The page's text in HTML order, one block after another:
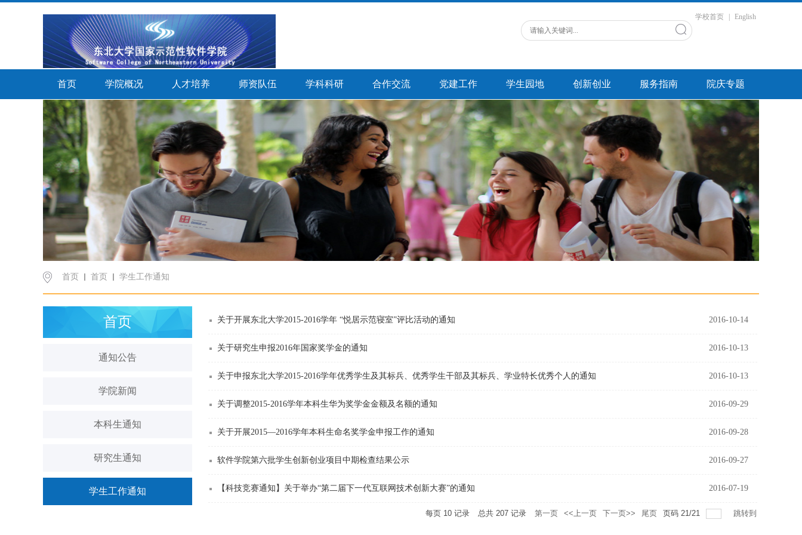
学校首页 English
首页 学院概况 人才培养 师资队伍 学科科研 合作交流 党建工作 学生园地 创新创业 服务指南 院庆专题
首页 首页 学生工作通知
首页
通知公告
学院新闻
本科生通知
研究生通知
学生工作通知
关于开展东北大学2015-2016学年 “悦居示范寝室”评比活动的通知 2016-10-14
关于研究生申报2016年国家奖学金的通知 2016-10-13
关于申报东北大学2015-2016学年优秀学生及其标兵、优秀学生干部及其标兵、学业特长优秀个人的通知 2016-10-13
关于调整2015-2016学年本科生华为奖学金金额及名额的通知 2016-09-29
关于开展2015—2016学年本科生命名奖学金申报工作的通知 2016-09-28
软件学院第六批学生创新创业项目中期检查结果公示 2016-09-27
【科技竞赛通知】关于举办“第二届下一代互联网技术创新大赛”的通知 2016-07-19
每页 10 记录 总共 207 记录 第一页 <<上一页 下一页>> 尾页 页码 21/21 跳转到